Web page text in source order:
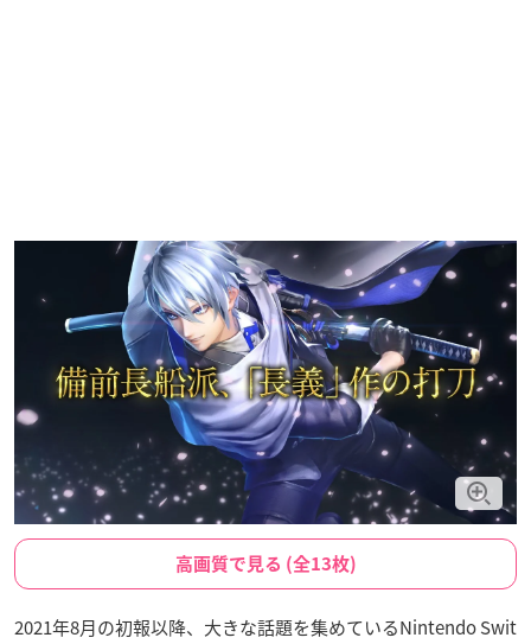
高画質で見る (全13枚)
2021年8月の初報以降、大きな話題を集めているNintendo Swit